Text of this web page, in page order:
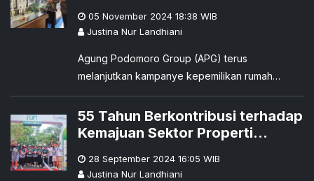
Rumah Lebih Terjangkau
05 November 2024 18:38 WIB
Justina Nur Landhiani
Agung Podomoro Group (APG) terus
melanjutkan kampanye kepemilikan rumah
secara mudah melalui festival properti yang
akan berlangsung pada 5-17 November 2024 di
Laguna Atrium GF, Central Park Mall, Jakarta.
55 Tahun Berkontribusi terhadap
Kemajuan Sektor Properti
Gelar ExelleRun di Vimala Hills
28 September 2024 16:05 WIB
Justina Nur Landhiani